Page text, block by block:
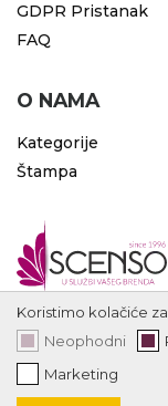
GDPR Pristanak
FAQ
O NAMA
Kategorije
Štampa
Koristimo kolačiće
Neophodni
Marketing